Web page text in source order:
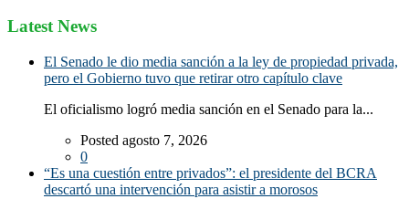
Latest News
El Senado le dio media sanción a la ley de propiedad privada,
pero el Gobierno tuvo que retirar otro capítulo clave
El oficialismo logró media sanción en el Senado para la...
Posted agosto 7, 2026
0
“Es una cuestión entre privados”: el presidente del BCRA
descartó una intervención para asistir a morosos